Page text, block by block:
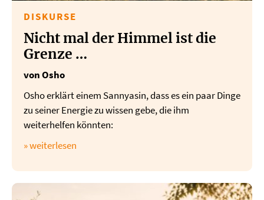
DISKURSE
Nicht mal der Himmel ist die
Grenze …
von Osho
Osho erklärt einem Sannyasin, dass es ein paar Dinge
zu seiner Energie zu wissen gebe, die ihm
weiterhelfen könnten:
» weiterlesen